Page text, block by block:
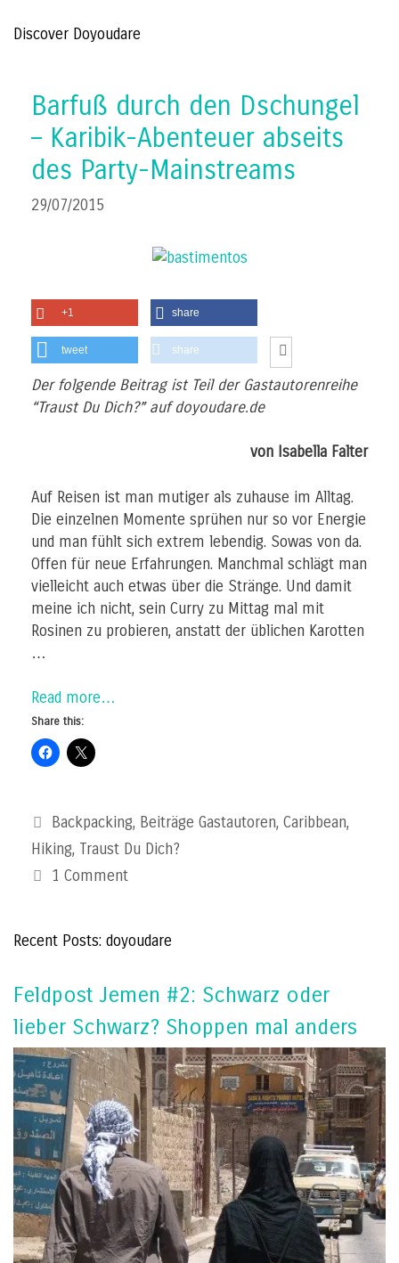
Discover Doyoudare
Barfuß durch den Dschungel
– Karibik-Abenteuer abseits
des Party-Mainstreams
29/07/2015
+1 share
tweet share
Der folgende Beitrag ist Teil der Gastautorenreihe
“Traust Du Dich?” auf doyoudare.de
von Isabella Falter
Auf Reisen ist man mutiger als zuhause im Alltag.
Die einzelnen Momente sprühen nur so vor Energie
und man fühlt sich extrem lebendig. Sowas von da.
Offen für neue Erfahrungen. Manchmal schlägt man
vielleicht auch etwas über die Stränge. Und damit
meine ich nicht, sein Curry zu Mittag mal mit
Rosinen zu probieren, anstatt der üblichen Karotten
…
Read more…
Share this:
Categories
Backpacking, Beiträge Gastautoren,Caribbean,
Hiking, Traust Du Dich?
1 Comment
Recent Posts: doyoudare
Feldpost Jemen #2: Schwarz oder
lieber Schwarz? Shoppen mal anders